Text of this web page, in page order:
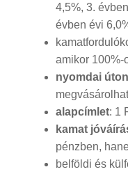
4,5%, 3.
évben évi
amikor 100%-
nyomdai
alapcímlet: 1
kamat
pénzben,
belföldi és